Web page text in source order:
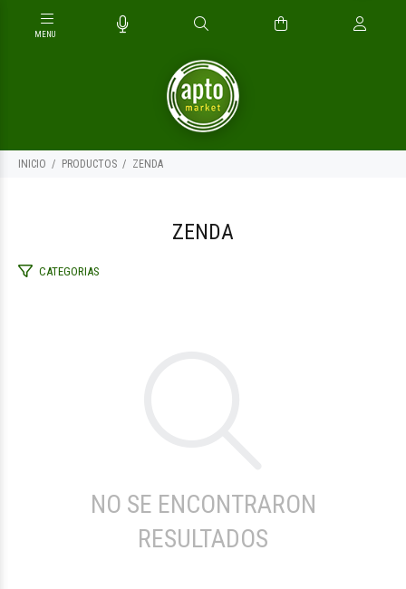
INICIO PRODUCTOS ZENDA
ZENDA
CATEGORIAS
NO SE ENCONTRARON
RESULTADOS